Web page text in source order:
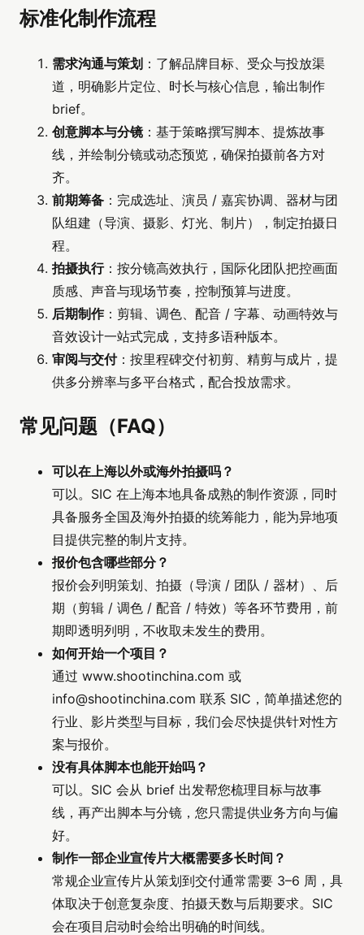
标准化制作流程
需求沟通与策划 ：了解品牌目标、受众与投放渠
道，明确影片定位、时长与核心信息，输出制作
brief。
创意脚本与分镜 ：基于策略撰写脚本、提炼故事
线，并绘制分镜或动态预览，确保拍摄前各方对
齐。
前期筹备 ：完成选址、演员 / 嘉宾协调、器材与团
队组建（导演、摄影、灯光、制片），制定拍摄日
程。
拍摄执行：按分镜高效执行，国际化团队把控画面
质感、声音与现场节奏，控制预算与进度。
后期制作：剪辑、调色、配音 / 字幕、动画特效与
音效设计一站式完成，支持多语种版本。
审阅与交付：按里程碑交付初剪、精剪与成片，提
供多分辨率与多平台格式，配合投放需求。
常见问题（FAQ）
可以在上海以外或海外拍摄吗？
可以。SIC 在上海本地具备成熟的制作资源，同时
具备服务全国及海外拍摄的统筹能力，能为异地项
目提供完整的制片支持。
报价包含哪些部分？
报价会列明策划、拍摄（导演 / 团队 / 器材）、后
期（剪辑 / 调色 / 配音 / 特效）等各环节费用，前
期即透明列明，不收取未发生的费用。
如何开始一个项目？
通过 www.shootinchina.com 或
info@shootinchina.com 联系 SIC，简单描述您的
行业、影片类型与目标，我们会尽快提供针对性方
案与报价。
没有具体脚本也能开始吗？
可以。SIC 会从 brief 出发帮您梳理目标与故事
线，再产出脚本与分镜，您只需提供业务方向与偏
好。
制作一部企业宣传片大概需要多长时间？
常规企业宣传片从策划到交付通常需要 3–6 周，具
体取决于创意复杂度、拍摄天数与后期要求。SIC
会在项目启动时会给出明确的时间线。